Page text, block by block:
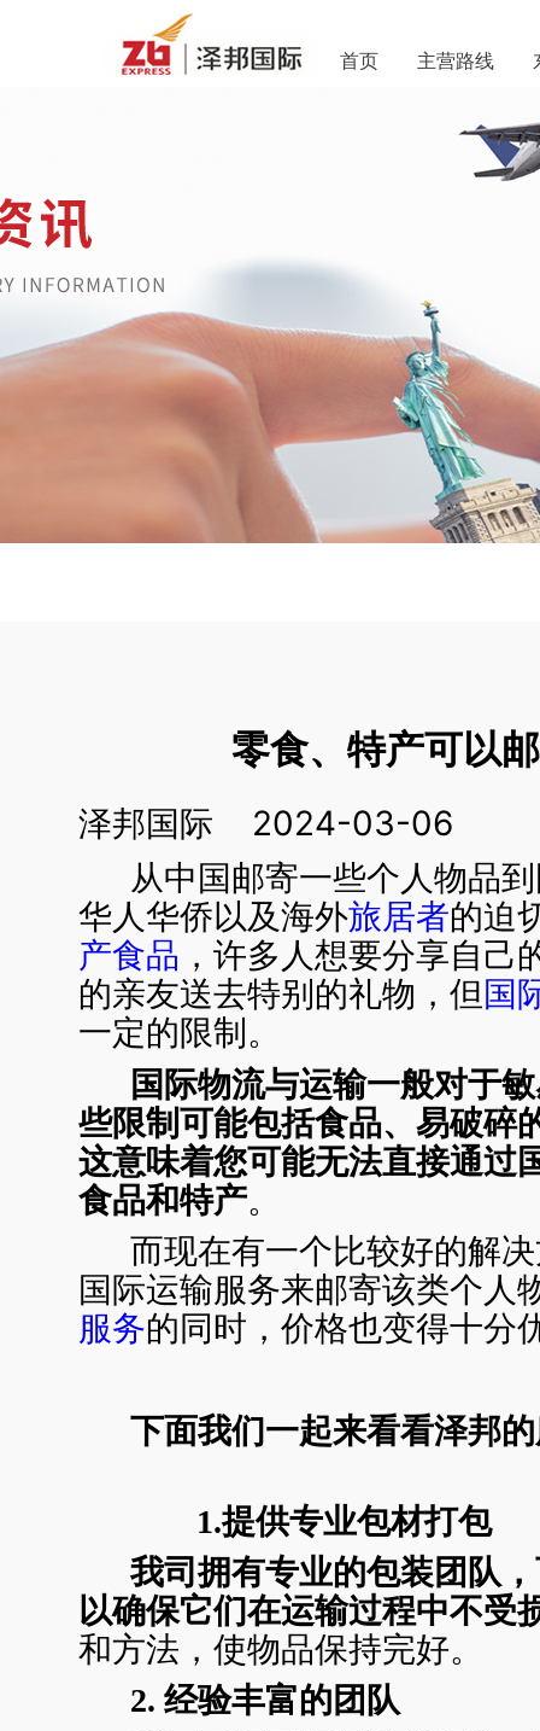
首页 主营路线
零食、特产可以
泽邦国际 2024-03-06
从中国邮寄一些个人物品
华人华侨以及海外旅居者的迫
产食品 ，许多人想要分享自己
的亲友送去特别的礼物，但 国
一定的限制。
国际物流与运输一般对于
些限制可能包括食品、易破碎
这意味着您可能无法直接通过
食品和特产。
而现在有一个比较好的解
国际运输服务来邮寄该类个人
服务的同时，价格也变得十分
下面我们一起来看看泽邦
1.提供专业包材打包
我司拥有专业的包装团队，
以确保它们在运输过程中不受
和方法，使物品保持完好。
2. 经验丰富的团队